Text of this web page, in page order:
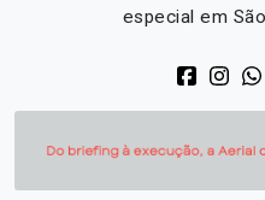
especial em